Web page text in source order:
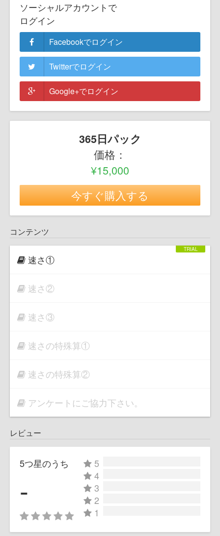
ソーシャルアカウントで
ログイン
Facebookでログイン
Twitterでログイン
Google+でログイン
365日パック
価格：
¥15,000
今すぐ購入する
コンテンツ
速さ①
速さ②
速さ③
速さの特殊算①
速さの特殊算②
アンケートにご協力下さい。
レビュー
5つ星のうち
-
5
4
3
2
1